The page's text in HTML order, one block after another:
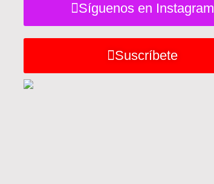
Síguenos en Instagram
Suscríbete